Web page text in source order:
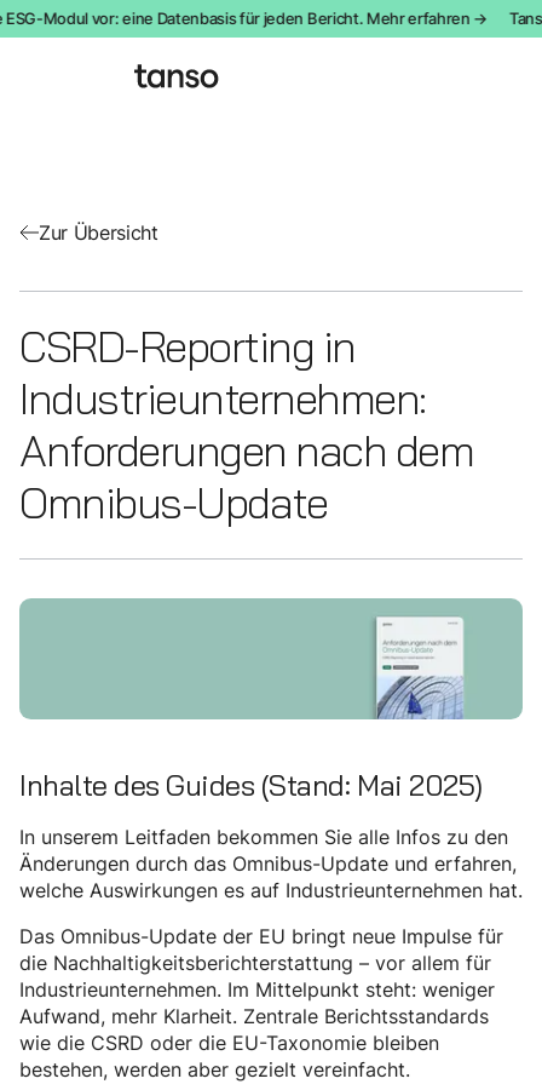
Modul vor: eine Datenbasis für jeden Bericht. Mehr erfahren →
Zur Übersicht
CSRD-Reporting in
Industrieunternehmen:
Anforderungen nach dem
Omnibus-Update
Inhalte des Guides (Stand: Mai 2025)
In unserem Leitfaden bekommen Sie alle Infos zu den
Änderungen durch das Omnibus-Update und erfahren,
welche Auswirkungen es auf Industrieunternehmen hat.
Das Omnibus-Update der EU bringt neue Impulse für
die Nachhaltigkeitsberichterstattung – vor allem für
Industrieunternehmen. Im Mittelpunkt steht: weniger
Aufwand, mehr Klarheit. Zentrale Berichtsstandards
wie die CSRD oder die EU-Taxonomie bleiben
bestehen, werden aber gezielt vereinfacht.